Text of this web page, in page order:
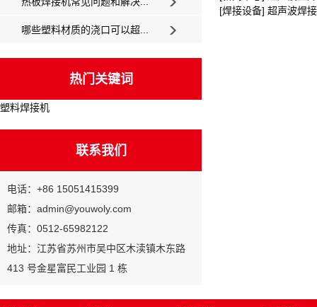
哪些塑料材质的浇口可以超...
热门关键词
塑料焊接机
联系我们
电话：+86 15051415399
邮箱：admin@youwoly.com
传真：0512-65982122
地址：江苏省苏州市吴中区木渎镇木东路
413 号金星富民工业园 1 栋
[焊接设备] 超声波焊